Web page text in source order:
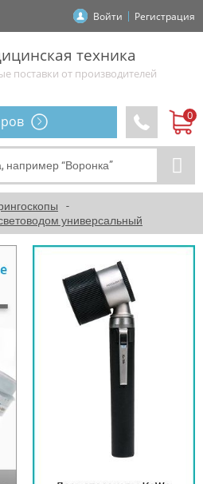
Войти Регистрация
техника
поставки от производителей
универсальный